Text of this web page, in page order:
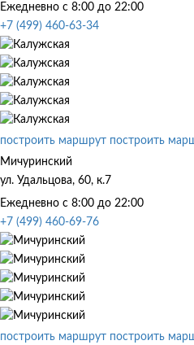
Ежедневно с 8:00 до 22:00
+7 (499) 460-63-34
построить маршрут построить
Мичуринский
ул. Удальцова, 60, к.7
Ежедневно с 8:00 до 22:00
+7 (499) 460-69-76
построить маршрут построить